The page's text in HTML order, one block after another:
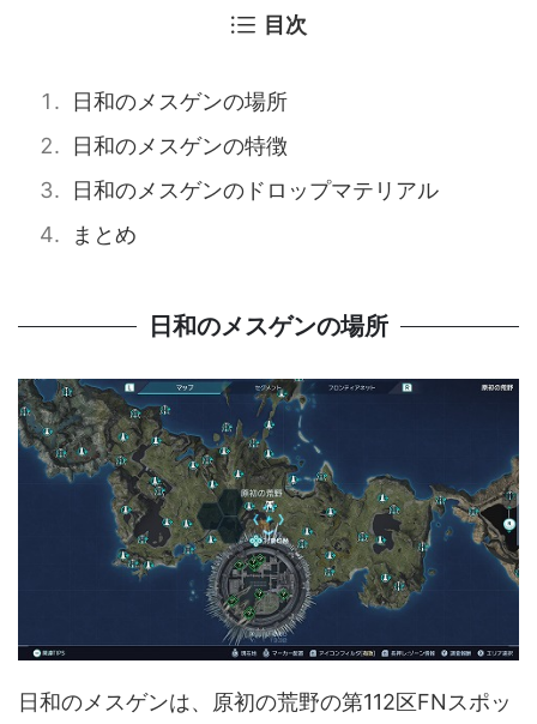
目次
日和のメスゲンの場所
日和のメスゲンの特徴
日和のメスゲンのドロップマテリアル
まとめ
日和のメスゲンの場所
日和のメスゲンは、原初の荒野の第112区FNスポッ